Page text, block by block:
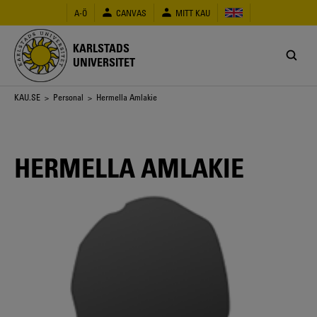
huvudinnehåll
A-Ö CANVAS MITT KAU
KARLSTADS
UNIVERSITET
Länkstig
KAU.SE > Personal > Hermella Amlakie
HERMELLA AMLAKIE